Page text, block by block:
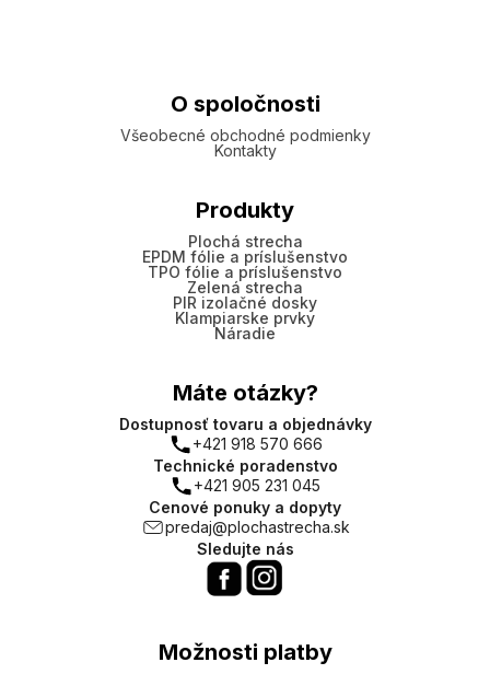
O spoločnosti
Všeobecné obchodné podmienky
Kontakty
Produkty
Plochá strecha
EPDM fólie a príslušenstvo
TPO fólie a príslušenstvo
Zelená strecha
PIR izolačné dosky
Klampiarske prvky
Náradie
Máte otázky?
Dostupnosť tovaru a objednávky
+421 918 570 666
Technické poradenstvo
+421 905 231 045
Cenové ponuky a dopyty
predaj@plochastrecha.sk
Sledujte nás
Možnosti platby